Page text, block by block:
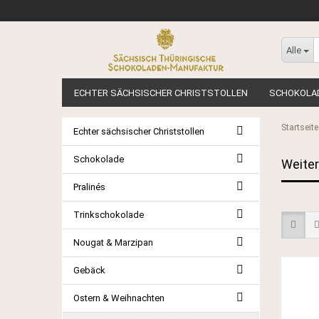
Alle
ECHTER SÄCHSISCHER CHRISTSTOLLEN
KÖSTLICHKEITEN
Startseite
Echter sächsischer Christstollen
Schokolade
Pralinés
Trinkschokolade
Nougat & Marzipan
Gebäck
Ostern & Weihnachten